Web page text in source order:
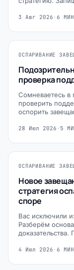
3 Авг 2026 · 6 МИН
ОСПАРИВАНИЕ
проверка
Сомневаетесь в
проверить
оспорить
28 Июл 2026 · 5
ОСПАРИВАНИЕ
Новое
стратегия
споре
Вас исключили
Разберём
4 Июл 2026 · 6 МИН